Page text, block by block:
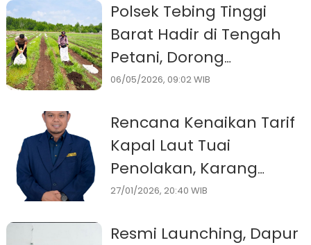
Petani
Polsek Tebing Tinggi
Barat Hadir di Tengah
Petani, Dorong
Ketahanan Pangan
06/05/2026, 09:02 WIB
Rencana Kenaikan Tarif
Kapal Laut Tuai
Penolakan, Karang
Taruna Meranti Minta
27/01/2026, 20:40 WIB
Resmi Launching, Dapur